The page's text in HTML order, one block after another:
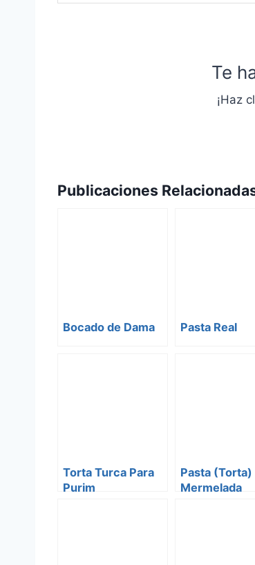
Te
¡Haz
Publicaciones
Bocado de Dama Pasta Real
Torta Turca Para
Purim
Pasta (Torta)
Mermelada